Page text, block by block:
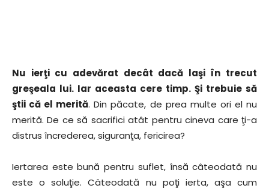
Nu ierţi cu adevărat decât dacă laşi în trecut
greşeala lui. Iar aceasta cere timp. Şi trebuie să
ştii că el merită. Din păcate, de prea multe ori el nu
merită. De ce să sacrifici atât pentru cineva care ţi-a
distrus încrederea, siguranţa, fericirea?
Iertarea este bună pentru suflet, însă câteodată nu
este o soluţie. Câteodată nu poţi ierta, aşa cum